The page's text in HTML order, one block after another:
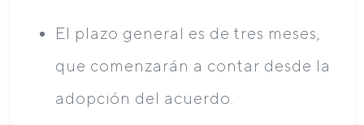
El plazo general es de tres meses,
que comenzarán a contar desde la
adopción del acuerdo.